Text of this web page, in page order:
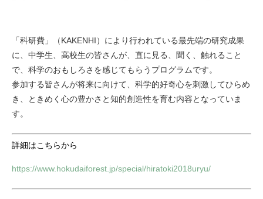
「科研費」（KAKENHI）により行われている最先端の研究成果
に、中学生、高校生の皆さんが、直に見る、聞く、触れること
で、科学のおもしろさを感じてもらうプログラムです。
参加する皆さんが将来に向けて、科学的好奇心を刺激してひらめ
き、ときめく心の豊かさと知的創造性を育む内容となっていま
す。
詳細はこちらから
https://www.hokudaiforest.jp/special/hiratoki2018uryu/